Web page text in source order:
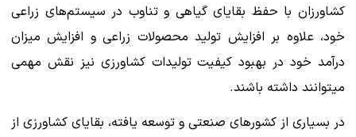
کشاورزان با حفظ بقایای گیاهی و تناوب در سیستم‌های زراعی
خود، علاوه بر افزایش تولید محصولات زراعی و افزایش میزان
درآمد خود در بهبود کیفیت تولیدات کشاورزی نیز نقش مهمی
میتوانند داشته باشند.
در بسیاری از کشورهای صنعتی و توسعه یافته، بقایای کشاورزی از